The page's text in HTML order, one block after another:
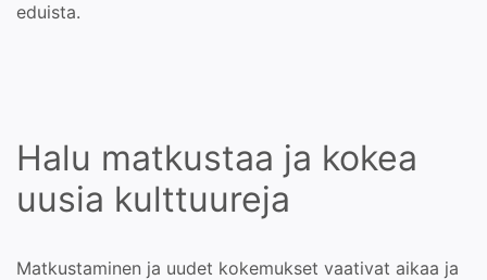
eduista.
Halu matkustaa ja kokea
uusia kulttuureja
Matkustaminen ja uudet kokemukset vaativat aikaa ja